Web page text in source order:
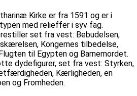
Kirke er fra 1591 og er i
med relieffer i syv fag.
set fra vest: Bebudelsen,
Kongernes tilbedelse,
til Egypten og Barnemordet.
dydefigurer, set fra vest: Styrken,
Kærligheden, en
og Fromheden.